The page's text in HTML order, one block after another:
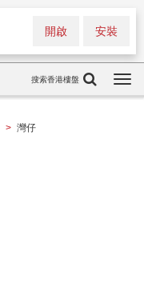
安裝
開啟
搜索香港樓盤
> 灣仔